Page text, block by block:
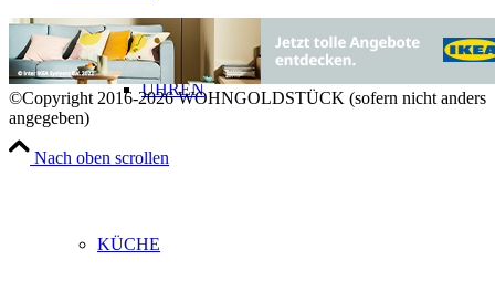
UHREN
KÜCHE
©Copyright 2016-2026 WOHNGOLDSTÜCK (sofern nicht anders
angegeben)
Nach oben scrollen